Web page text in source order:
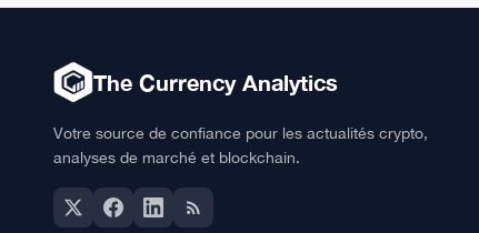
The Currency Analytics
Votre source de confiance pour les actualités crypto,
analyses de marché et blockchain.